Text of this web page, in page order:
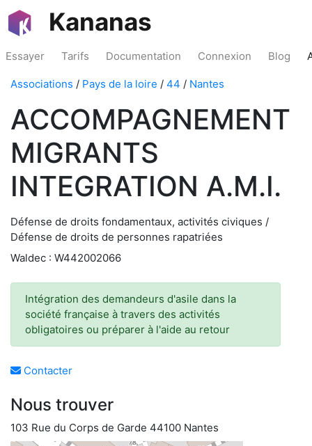
Kananas
Essayer Tarifs Documentation Connexion Blog
Associations / Pays de la loire / 44 / Nantes
ACCOMPAGNEMENT
MIGRANTS
INTEGRATION A.M.I.
Défense de droits fondamentaux, activités civiques /
Défense de droits de personnes rapatriées
Waldec : W442002066
Intégration des demandeurs d'asile dans la
société française à travers des activités
obligatoires ou préparer à l'aide au retour
Contacter
Nous trouver
103 Rue du Corps de Garde 44100 Nantes